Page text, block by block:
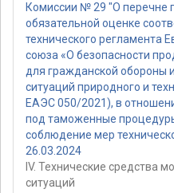
Комиссии № 29 "О перечне
обязательной оценке
технического регламента
союза «О безопасности
для гражданской обороны
ситуаций природного и
ЕАЭС 050/2021), в
под таможенные
соблюдение мер
26.03.2024
IV. Технические средства
ситуаций